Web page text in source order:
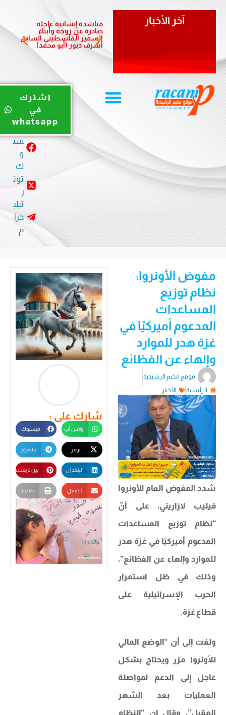
آخر الأخبار
مناشدة إنسانية عاجلة
صادرة عن زوجة وأبناء
السفير الفلسطيني السابق
أشرف دبور (أبو محمد)
لدعم
يو
ب
سب
و
توت
ر
تيلي
جرا
اشترك
في
whatsapp
مفوض الأونروا:
نظام توزيع
المساعدات
المدعوم أميركيًا في
غزة هدر للموارد
وإلهاء عن الفظائع
موقع مخيم الرشيدية
الرئيسية
الأخبار
شدد المفوض العام للأونروا
فيليب لازاريني، على أنّ
“نظام توزيع المساعدات
المدعوم أميركيًا في غزة هدر
للموارد وإلهاء عن الفظائع”،
وذلك في ظل استمرار
الحرب الإسرائيلية على
قطاع غزة.
ولفت إلى أن “الوضع المالي
للأونروا مزر ويحتاج بشكل
عاجل إلى الدعم لمواصلة
العمليات بعد الشهر
المقبل”، وقال إن “النظام
شارك على :
واتس أب فيسبوك
تيليغرام
لينكد إن بين تريست
الأيميل طباعة